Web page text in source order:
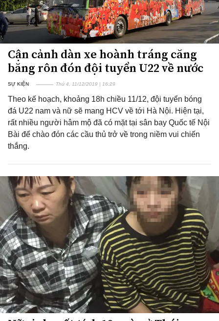
Cận cảnh dàn xe hoành tráng căng
băng rôn đón đội tuyển U22 về nước
SỰ KIỆN Thứ 4, 11/12/2019 | 16:29
Theo kế hoạch, khoảng 18h chiều 11/12, đội tuyển bóng
đá U22 nam và nữ sẽ mang HCV về tới Hà Nội. Hiện tại,
rất nhiều người hâm mộ đã có mặt tại sân bay Quốc tế Nội
Bài để chào đón các cầu thủ trở về trong niềm vui chiến
thắng.